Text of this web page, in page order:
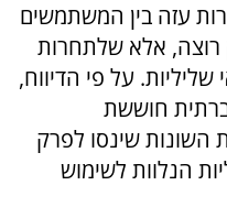
עזה בין המשתמשים
רוצה, אלא שלתחרות
על פי הדיווח,
חוששת
השונות שינסו לפרק
הנלוות לשימוש